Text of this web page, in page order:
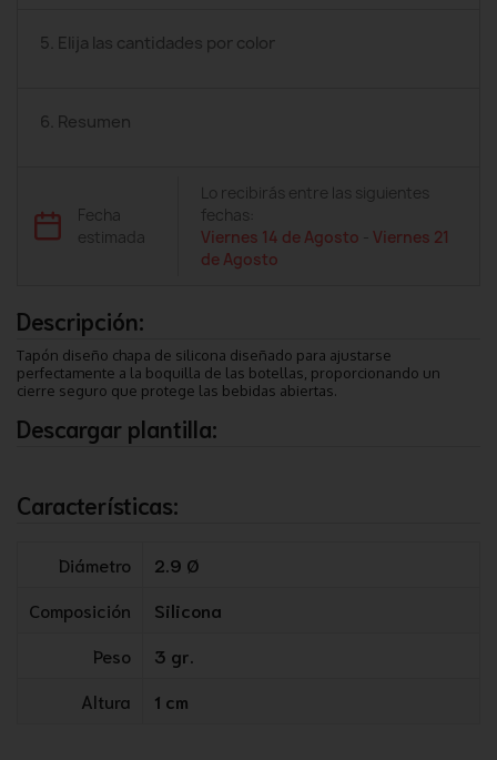
5. Elija las cantidades por color
6. Resumen
Fecha
estimada
Lo recibirás entre las siguientes
fechas:
Viernes 14 de Agosto -Viernes 21
de Agosto
Descripción:
Tapón diseño chapa de silicona diseñado para ajustarse
perfectamente a la boquilla de las botellas, proporcionando un
cierre seguro que protege las bebidas abiertas.
Descargar plantilla:
Características:
Diámetro
2.9 Ø
Composición
Silicona
Peso
3 gr.
Altura
1 cm